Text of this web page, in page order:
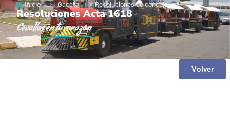
Inicio Gaceta Resoluciones de concejo
Resoluciones Acta 1618
Cevallosen tu corazón
Volver